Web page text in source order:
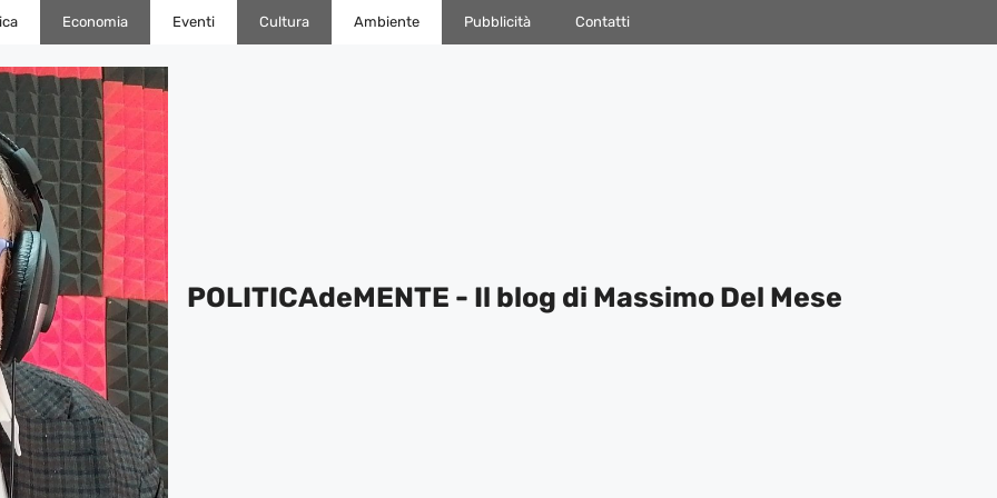
Economia Eventi Cultura Ambiente Pubblicità Contatti
POLITICAdeMENTE - Il blog di Massimo Del Mese